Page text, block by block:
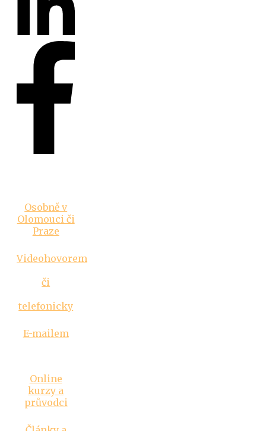
Osobně v
Olomouci či
Praze
Videohovorem
či
telefonicky
E-mailem
Online
kurzy a
průvodci